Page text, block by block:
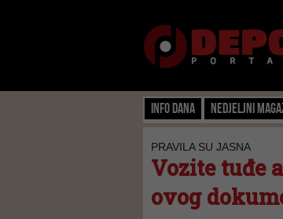
Info dana Nedjeljni
PRAVILA SU JASNA
Vozite tuđe
ovog